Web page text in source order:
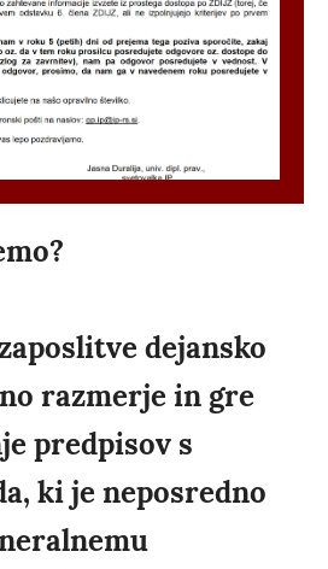
dejansko
razmerje in gre
predpisov s
ki je neposredno